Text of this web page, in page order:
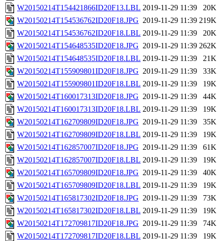
W20150214T154421866ID20F13.LBL 2019-11-29 11:39
20K
W20150214T154536762ID20F18.JPG 2019-11-29 11:39 219K
W20150214T154536762ID20F18.LBL 2019-11-29 11:39
20K
W20150214T154648535ID20F18.JPG 2019-11-29 11:39 262K
W20150214T154648535ID20F18.LBL 2019-11-29 11:39
21K
W20150214T155909801ID20F18.JPG 2019-11-29 11:39
33K
W20150214T155909801ID20F18.LBL 2019-11-29 11:39
19K
W20150214T160017313ID20F18.JPG 2019-11-29 11:39
44K
W20150214T160017313ID20F18.LBL 2019-11-29 11:39
19K
W20150214T162709809ID20F18.JPG 2019-11-29 11:39
35K
W20150214T162709809ID20F18.LBL 2019-11-29 11:39
19K
W20150214T162857007ID20F18.JPG 2019-11-29 11:39
61K
W20150214T162857007ID20F18.LBL 2019-11-29 11:39
19K
W20150214T165709809ID20F18.JPG 2019-11-29 11:39
40K
W20150214T165709809ID20F18.LBL 2019-11-29 11:39
19K
W20150214T165817302ID20F18.JPG 2019-11-29 11:39
73K
W20150214T165817302ID20F18.LBL 2019-11-29 11:39
19K
W20150214T172709817ID20F18.JPG 2019-11-29 11:39
74K
W20150214T172709817ID20F18.LBL 2019-11-29 11:39
19K